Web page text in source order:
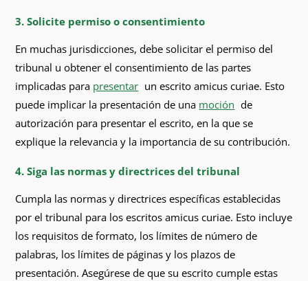
3. Solicite permiso o consentimiento
En muchas jurisdicciones, debe solicitar el permiso del
tribunal u obtener el consentimiento de las partes
implicadas para presentar un escrito amicus curiae. Esto
puede implicar la presentación de una moción de
autorización para presentar el escrito, en la que se
explique la relevancia y la importancia de su contribución.
4. Siga las normas y directrices del tribunal
Cumpla las normas y directrices específicas establecidas
por el tribunal para los escritos amicus curiae. Esto incluye
los requisitos de formato, los límites de número de
palabras, los límites de páginas y los plazos de
presentación. Asegúrese de que su escrito cumple estas